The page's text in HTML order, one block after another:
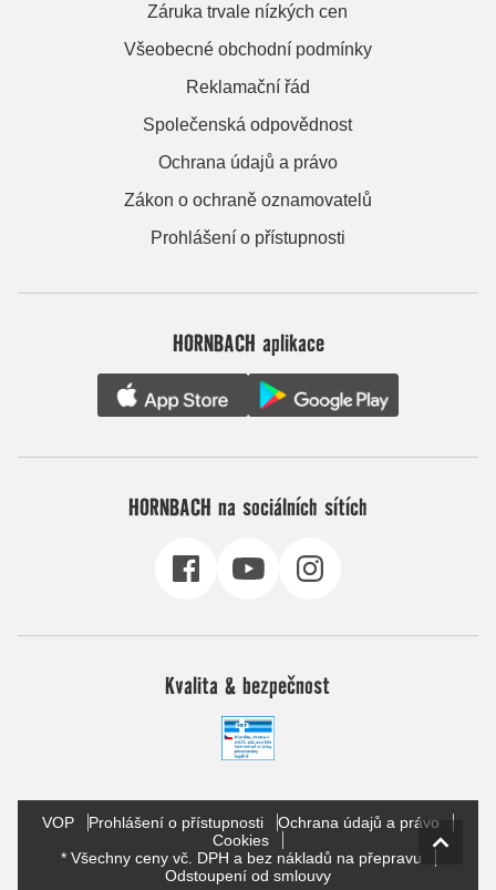
Záruka trvale nízkých cen
Všeobecné obchodní podmínky
Reklamační řád
Společenská odpovědnost
Ochrana údajů a právo
Zákon o ochraně oznamovatelů
Prohlášení o přístupnosti
HORNBACH aplikace
HORNBACH na sociálních sítích
Kvalita & bezpečnost
VOP Prohlášení o přístupnosti
Ochrana údajů a právo
Cookies
* Všechny ceny vč. DPH a bez nákladů na přepravu
Odstoupení od smlouvy